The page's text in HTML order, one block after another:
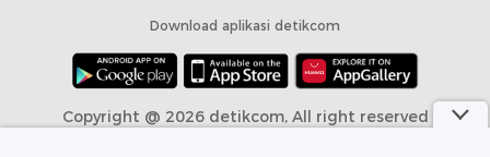
Download aplikasi detikcom
Copyright @ 2026 detikcom, All right reserved